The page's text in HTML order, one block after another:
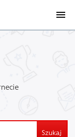
Szukaj